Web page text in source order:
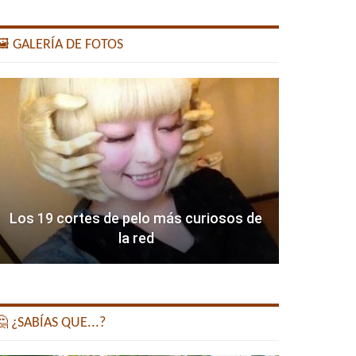
GALERÍA DE FOTOS
Los 19 cortes de pelo más curiosos de
la red
¿SABÍAS QUE...?